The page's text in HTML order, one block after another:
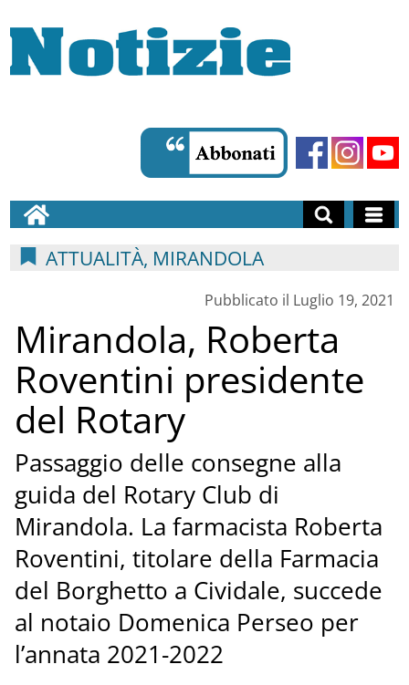
ATTUALITÀ, MIRANDOLA
Pubblicato il Luglio 19, 2021
Mirandola, Roberta
Roventini presidente
del Rotary
Passaggio delle consegne alla
guida del Rotary Club di
Mirandola. La farmacista Roberta
Roventini, titolare della Farmacia
del Borghetto a Cividale, succede
al notaio Domenica Perseo per
l’annata 2021-2022